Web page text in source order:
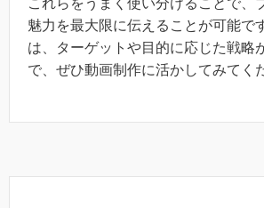
これらをうまく使い分けることで、
魅力を最大限に伝えることが可能で
は、ターゲットや目的に応じた戦略
で、ぜひ動画制作に活かしてみてく